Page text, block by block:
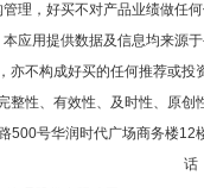
理，好买不对产品业绩做
应用提供数据及信息均来
亦不构成好买的任何推荐或
整性、有效性、及时性、原
500号华润时代广场商务楼12
话